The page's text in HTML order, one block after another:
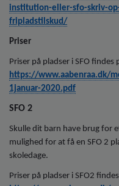
institution-eller-sfo-skriv-
fripladstilskud/
Priser
Priser på pladser i SFO findes
https://www.aabenraa.dk/
1januar-2020.pdf
SFO 2
Skulle dit barn have brug for
mulighed for at få en SFO 2
skoledage.
Priser på pladser i SFO2